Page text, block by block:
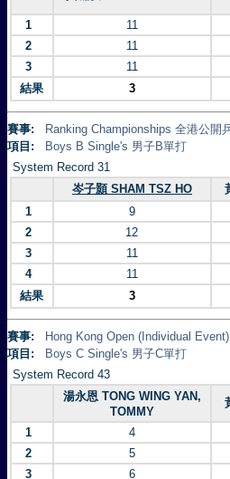
1
11
2
11
3
11
結果
3
賽事:
Ranking Championships 全港公開
項目:
Boys B Single's 男子B單打
System Record 31
岑子顥 SHAM TSZ HO
1
9
2
12
3
11
4
11
結果
3
賽事:
Hong Kong Open (Individual
項目:
Boys C Single's 男子C單打
System Record 43
湯永恩 TONG WING YAN,
TOMMY
1 4
2
5
3
6